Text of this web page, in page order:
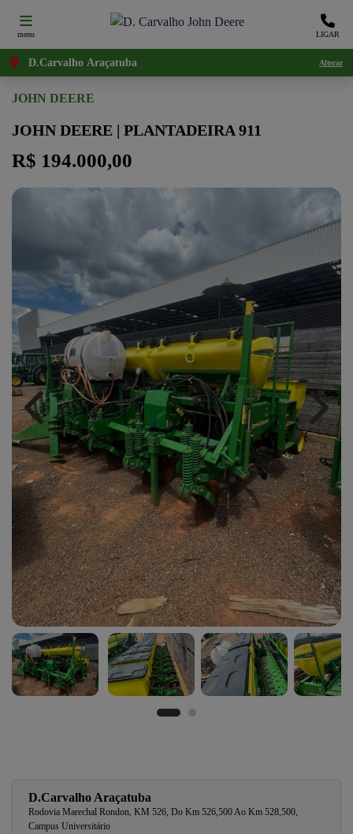
menu LIGAR
D.Carvalho Araçatuba Alterar
JOHN DEERE
JOHN DEERE | PLANTADEIRA 911
R$ 194.000,00
Previous Next
D.Carvalho Araçatuba
Rodovia Marechal Rondon, KM 526, Do Km 526,500 Ao Km 528,500,
Campus Universitário